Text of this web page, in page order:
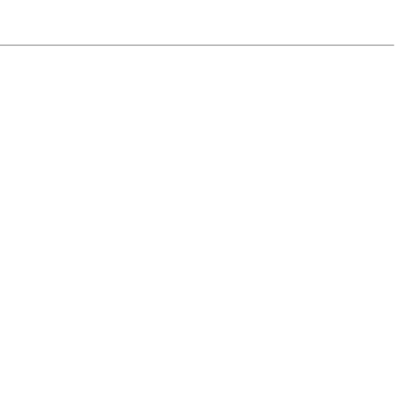
Vipps, Klarna och Google Pay.
debiteras kortet/fakturan.